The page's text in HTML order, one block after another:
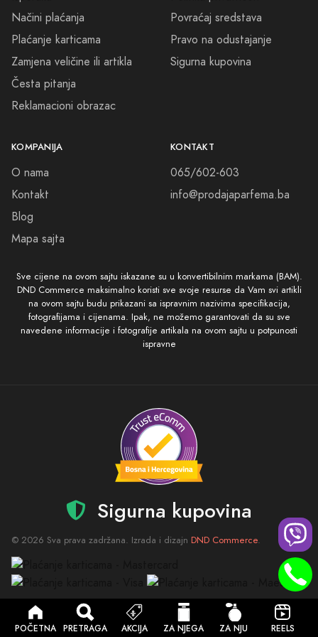
POČETNA PRETRAGA AKCIJA ZA NJEGA ZA NJU REELS
Načini plaćanja
Plaćanje karticama
Zamjena veličine ili artikla
Česta pitanja
Reklamacioni obrazac
Povraćaj sredstava
Pravo na odustajanje
Sigurna kupovina
KOMPANIJA
O nama
Kontakt
Blog
Mapa sajta
KONTAKT
065/602-603
info@prodajaparfema.ba
Sve cijene na ovom sajtu iskazane su u konvertibilnim markama (BAM).
DND Commerce maksimalno koristi sve svoje resurse da Vam svi artikli
na ovom sajtu budu prikazani sa ispravnim nazivima specifikacija,
fotografijama i cijenama. Ipak, ne možemo garantovati da su sve
navedene informacije i fotografije artikala na ovom sajtu u potpunosti
ispravne
Sigurna kupovina
© 2026 Sva prava zadržana. Izrada i dizajn DND Commerce.